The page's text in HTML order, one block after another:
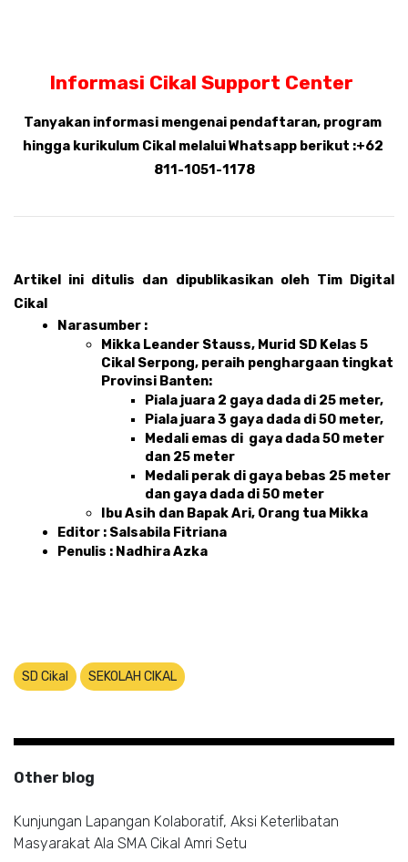
Informasi Cikal Support Center
Tanyakan informasi mengenai pendaftaran, program
hingga kurikulum Cikal melalui Whatsapp berikut :+62
811-1051-1178
Artikel ini ditulis dan dipublikasikan oleh Tim Digital
Cikal
Narasumber :
Mikka Leander Stauss, Murid SD Kelas 5
Cikal Serpong, peraih penghargaan tingkat
Provinsi Banten:
Piala juara 2 gaya dada di 25 meter,
Piala juara 3 gaya dada di 50 meter,
Medali emas di  gaya dada 50 meter
dan 25 meter
Medali perak di gaya bebas 25 meter
dan gaya dada di 50 meter
Ibu Asih dan Bapak Ari, Orang tua Mikka
Editor : Salsabila Fitriana
Penulis : Nadhira Azka
SD Cikal SEKOLAH CIKAL
Other blog
Kunjungan Lapangan Kolaboratif, Aksi Keterlibatan
Masyarakat Ala SMA Cikal Amri Setu